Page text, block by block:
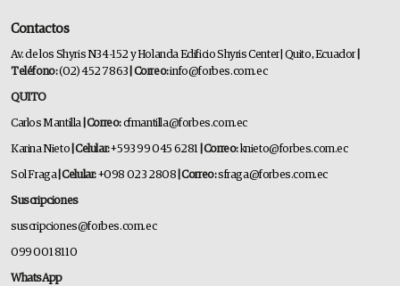
Contactos
Av. de los Shyris N34-152 y Holanda Edificio Shyris Center | Quito, Ecuador
Teléfono:(02) 452 7863 | Correo:info@forbes.com.ec
QUITO
Carlos Mantilla | Correo:cfmantilla@forbes.com.ec
Karina Nieto | Celular:+593 99 045 6281 | Correo:knieto@forbes.com.ec
Sol Fraga| Celular:+098 023 2808 | Correo:sfraga@forbes.com.ec
Suscripciones
suscripciones@forbes.com.ec
099 001 8110
WhatsApp